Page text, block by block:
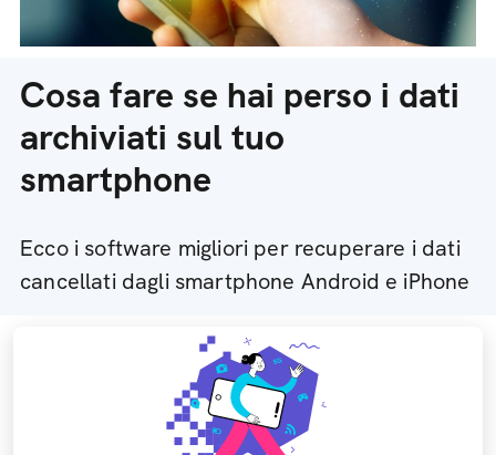
Cosa fare se hai perso i dati
archiviati sul tuo
smartphone
Ecco i software migliori per recuperare i dati
cancellati dagli smartphone Android e iPhone